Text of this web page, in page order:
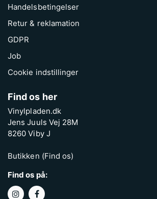
Handelsbetingelser
Retur & reklamation
GDPR
Job
Cookie indstillinger
Find os her
Vinylpladen.dk
Jens Juuls Vej 28M
8260 Viby J
Butikken (Find os)
Find os på: